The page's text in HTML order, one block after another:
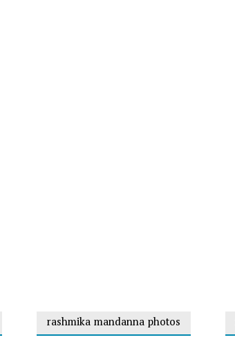
rashmika mandanna photos